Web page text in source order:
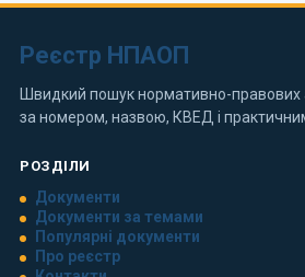
Реєстр НПАОП
Швидкий пошук нормативно-правових
за номером, назвою, КВЕД і
РОЗДІЛИ
Документи
Документи за темами
Популярні документи
Про реєстр